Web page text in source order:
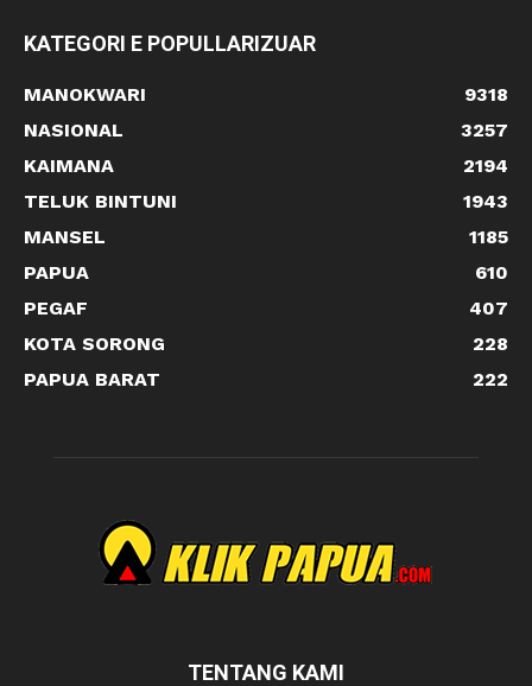
KATEGORI E POPULLARIZUAR
MANOKWARI
9318
NASIONAL
3257
KAIMANA
2194
TELUK BINTUNI
1943
MANSEL
1185
PAPUA
610
PEGAF
407
KOTA SORONG
228
PAPUA BARAT
222
TENTANG KAMI